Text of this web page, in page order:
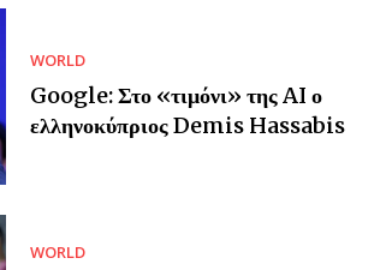
WORLD
Google: Στο «τιμόνι» της AI ο
ελληνοκύπριος Demis Hassabis
WORLD